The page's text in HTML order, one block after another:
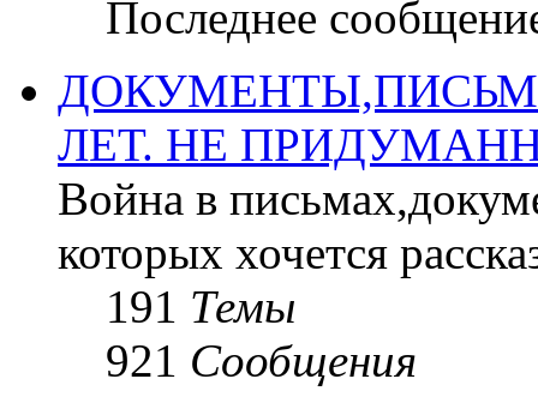
Последнее
ЛЕТ. НЕ
Война в
которых хочется
191 Темы
921 Сообщения